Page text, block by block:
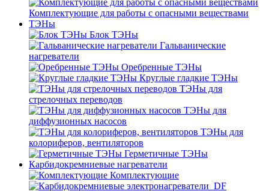
Комплектующие для работы с опасными веществами
ТЭНы
Блок ТЭНы
Гальванические
нагреватели
Оребренные ТЭНы
Круглые гладкие ТЭНы
ТЭНы для
стрелочных переводов
ТЭНы для
диффузионных насосов
ТЭНы для
колориферов, вентиляторов
Герметичные ТЭНы
Карбидокремниевые нагреватели
Комплектующие